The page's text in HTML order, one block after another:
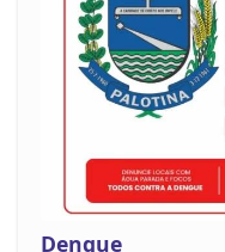
Dengue